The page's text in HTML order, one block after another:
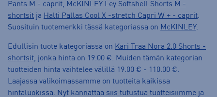
Pants M - caprit, McKINLEY Ley Softshell Shorts M -
shortsit ja Halti Pallas Cool X -stretch Capri W + - caprit.
Suosituin tuotemerkki tässä kategoriassa on McKINLEY.
Edullisin tuote kategoriassa on Kari Traa Nora 2.0 Shorts -
shortsit, jonka hinta on 19.00 €. Muiden tämän kategorian
tuotteiden hinta vaihtelee välillä 19.00 € - 110.00 €.
Laajassa valikoimassamme on tuotteita kaikissa
hintaluokissa. Nyt kannattaa siis tutustua tuotteisiimme ja